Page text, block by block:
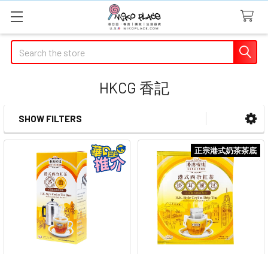
Search
HKCG 香記
Sidebar
SHOW FILTERS
正宗港式奶茶茶底